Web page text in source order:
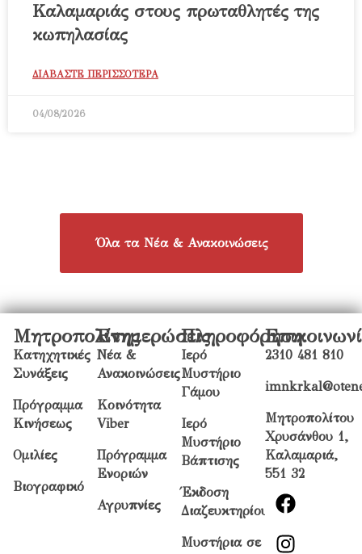
Καλαμαριάς στους πρωταθλητές της
κωπηλασίας
ΔΙΑΒΑΣΤΕ ΠΕΡΙΣΣΟΤΕΡΑ
04/08/2026
Όλα τα Νέα & Ανακοινώσεις
Μητροπολίτης
Κατηχητικές
Συνάξεις
Πρόγραμμα
Κινήσεως
Ομιλίες
Βιογραφικό
Ενημερώσεις
Νέα &
Ανακοινώσεις
Κοινότητα
Viber
Πρόγραμμα
Ενοριών
Αγρυπνίες
Πληροφόρηση
Ιερό
Μυστήριο
Γάμου
Ιερό
Μυστήριο
Βάπτισης
Έκδοση
Διαζευκτηρίου
Μυστήρια σε
2310 481 810
Μητροπολίτου
Χρυσάνθου 1,
Καλαμαριά,
551 32